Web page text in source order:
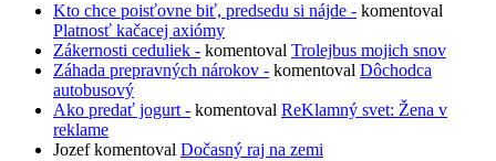
Kto chce poisťovne biť, predsedu si nájde - komentoval
Platnosť kačacej axiómy
Zákernosti ceduliek - komentoval Trolejbus mojich snov
Záhada prepravných nárokov - komentoval Dôchodca
autobusový
Ako predať jogurt - komentoval ReKlamný svet: Žena v
reklame
Jozefkomentoval Dočasný raj na zemi